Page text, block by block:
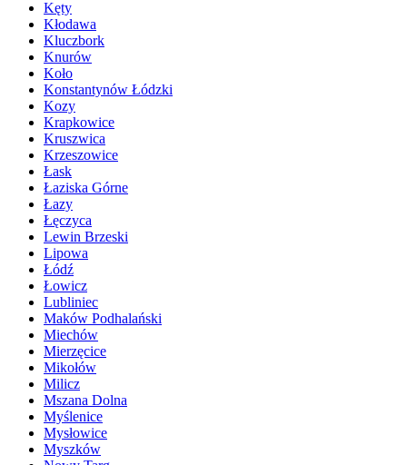
Kęty
Kłodawa
Kluczbork
Knurów
Koło
Konstantynów Łódzki
Kozy
Krapkowice
Kruszwica
Krzeszowice
Łask
Łaziska Górne
Łazy
Łęczyca
Lewin Brzeski
Lipowa
Łódź
Łowicz
Lubliniec
Maków Podhalański
Miechów
Mierzęcice
Mikołów
Milicz
Mszana Dolna
Myślenice
Mysłowice
Myszków